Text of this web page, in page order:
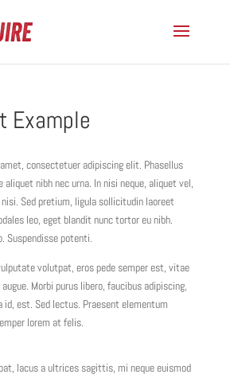
Example
consectetuer adipiscing elit. Phasellus
aliquet nibh nec urna. In nisi neque, aliquet vel,
Sed pretium, ligula sollicitudin laoreet
leo, eget blandit nunc tortor eu nibh.
Suspendisse potenti.
volutpat, eros pede semper est, vitae
Morbi purus libero, faucibus adipiscing,
id, est. Sed lectus. Praesent elementum
lorem at felis.
lacus a ultrices sagittis, mi neque euismod